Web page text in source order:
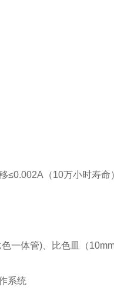
（10万小时寿命
体管)、比色皿（
系统